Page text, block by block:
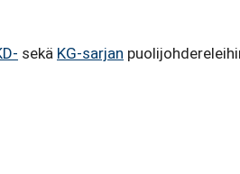
sekä KG-sarjan